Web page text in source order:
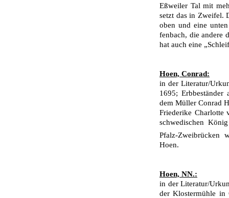
Eßweiler Tal mit
setzt das in Zwei­fel.
oben und eine
fenbach, die andere
hat auch eine
Hoen, Conrad:
in der Literatur/
1695;
dem Müller Conrad
Friederike Charlotte
schwedischen
Pfalz-Zweibrücken
Hoen.
Hoen, NN.:
in der Literatur/
der Klostermühle in